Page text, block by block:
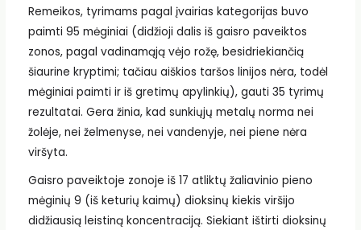
Remeikos, tyrimams pagal įvairias kategorijas buvo
paimti 95 mėginiai (didžioji dalis iš gaisro paveiktos
zonos, pagal vadinamąją vėjo rožę, besidriekiančią
šiaurine kryptimi; tačiau aiškios taršos linijos nėra, todėl
mėginiai paimti ir iš gretimų apylinkių), gauti 35 tyrimų
rezultatai. Gera žinia, kad sunkiųjų metalų norma nei
žolėje, nei želmenyse, nei vandenyje, nei piene nėra
viršyta.
Gaisro paveiktoje zonoje iš 17 atliktų žaliavinio pieno
mėginių 9 (iš keturių kaimų) dioksinų kiekis viršijo
didžiausią leistiną koncentraciją. Siekiant ištirti dioksinų